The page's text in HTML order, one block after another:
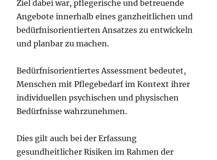
Ziel dabei war, pflegerische und betreuende
Angebote innerhalb eines ganzheitlichen und
bedürfnisorientierten Ansatzes zu entwickeln
und planbar zu machen.
Bedürfnisorientiertes Assessment bedeutet,
Menschen mit Pflegebedarf im Kontext ihrer
individuellen psychischen und physischen
Bedürfnisse wahrzunehmen.
Dies gilt auch bei der Erfassung
gesundheitlicher Risiken im Rahmen der